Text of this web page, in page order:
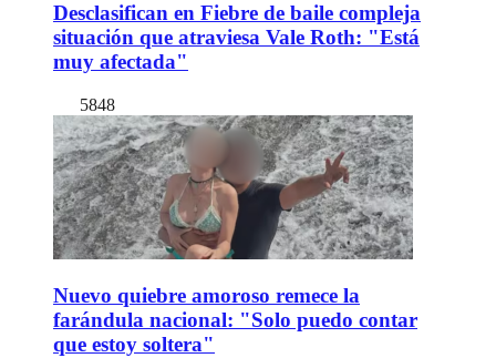
Desclasifican en Fiebre de baile compleja
situación que atraviesa Vale Roth: "Está
muy afectada"
5848
Nuevo quiebre amoroso remece la
farándula nacional: "Solo puedo contar
que estoy soltera"